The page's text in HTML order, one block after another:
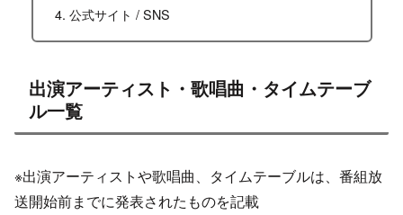
公式サイト / SNS
出演アーティスト・歌唱曲・タイムテーブ
ル一覧
※出演アーティストや歌唱曲、タイムテーブルは、番組放
送開始前までに発表されたものを記載